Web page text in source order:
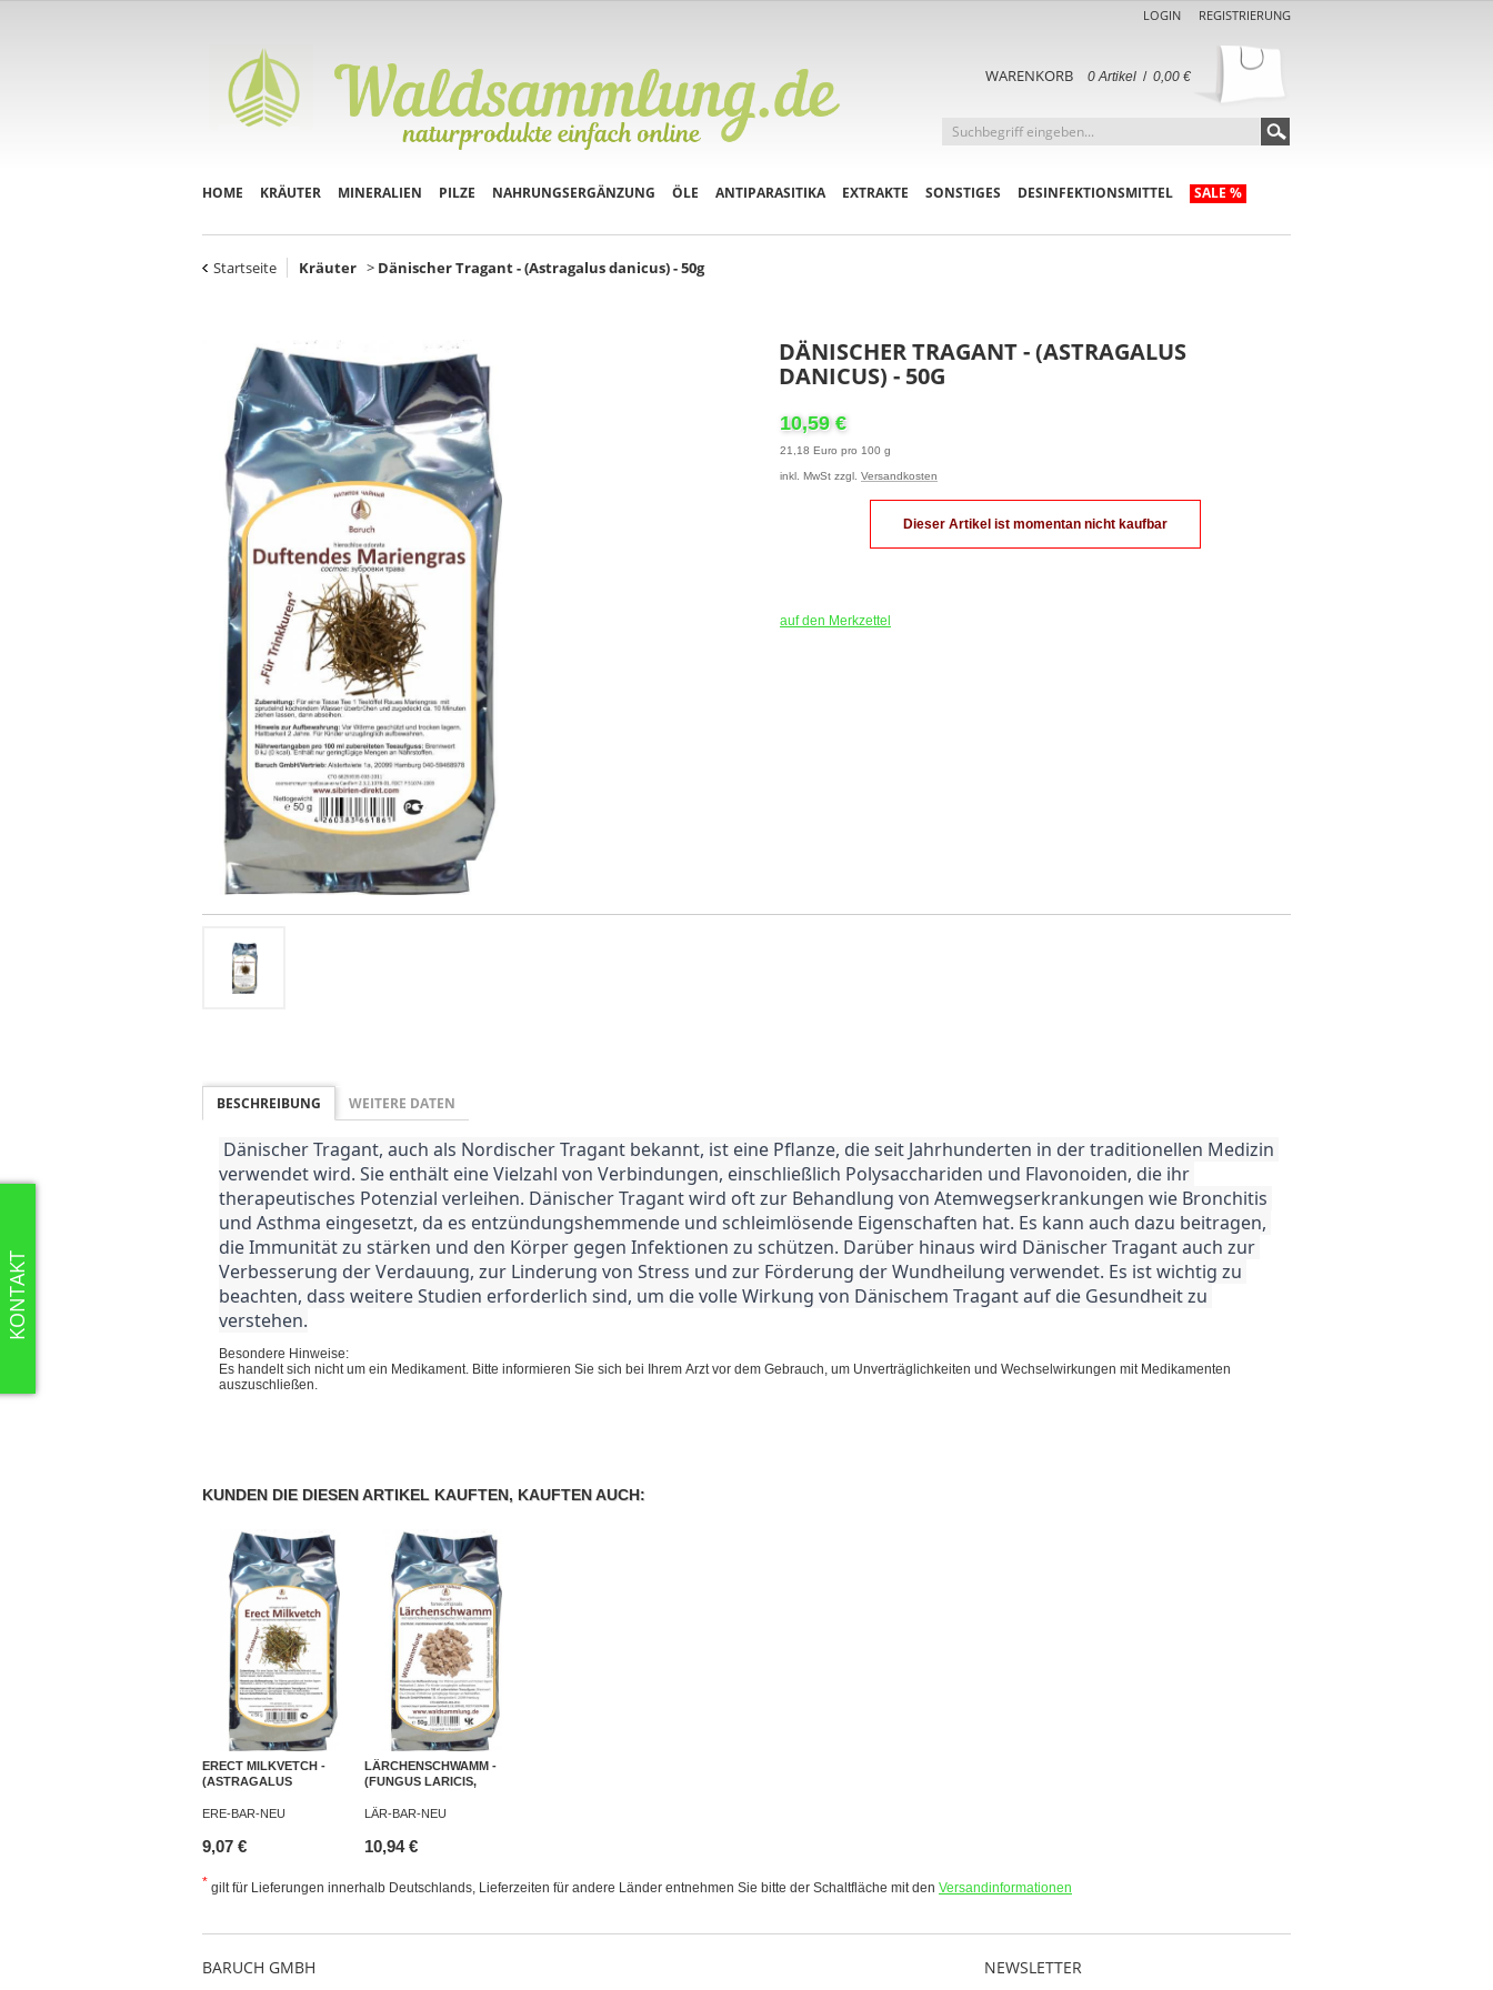
LOGIN REGISTRIERUNG
WARENKORB 0 Artikel / 0,00 €
HOME KRÄUTER MINERALIEN PILZE NAHRUNGSERGÄNZUNG ÖLE ANTIPARASITIKA EXTRAKTE SONSTIGES DESINFEKTIONSMITTEL SALE %
Startseite Kräuter > Dänischer Tragant - (Astragalus danicus) - 50g
DÄNISCHER TRAGANT - (ASTRAGALUS
DANICUS) - 50G
10,59 €
21,18 Euro pro 100 g
inkl. MwSt zzgl. Versandkosten
Dieser Artikel ist momentan nicht kaufbar
auf den Merkzettel
BESCHREIBUNG WEITERE DATEN
verwendet wird. Sie enthält eine Vielzahl von Verbindungen, einschließlich Polysacchariden und Flavonoiden, die ihr
therapeutisches Potenzial verleihen. Dänischer Tragant wird oft zur Behandlung von Atemwegserkrankungen wie Bronchitis
und Asthma eingesetzt, da es entzündungshemmende und schleimlösende Eigenschaften hat. Es kann auch dazu beitragen,
die Immunität zu stärken und den Körper gegen Infektionen zu schützen. Darüber hinaus wird Dänischer Tragant auch zur
Verbesserung der Verdauung, zur Linderung von Stress und zur Förderung der Wundheilung verwendet. Es ist wichtig zu
beachten, dass weitere Studien erforderlich sind, um die volle Wirkung von Dänischem Tragant auf die Gesundheit zu
verstehen.
Besondere Hinweise:
Es handelt sich nicht um ein Medikament. Bitte informieren Sie sich bei Ihrem Arzt vor dem Gebrauch, um Unverträglichkeiten und Wechselwirkungen mit Medikamenten
auszuschließen.
KUNDEN DIE DIESEN ARTIKEL KAUFTEN, KAUFTEN AUCH:
ERECT MILKVETCH -
(ASTRAGALUS
ERE-BAR-NEU
9,07 €
LÄRCHENSCHWAMM -
(FUNGUS LARICIS,
50G
LÄR-BAR-NEU
10,94 €
* gilt für Lieferungen innerhalb Deutschlands, Lieferzeiten für andere Länder entnehmen Sie bitte der Schaltfläche mit den Versandinformationen
BARUCH GMBH NEWSLETTER
KONTAKT